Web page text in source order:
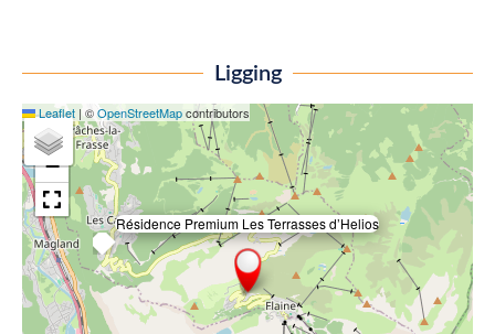
Ligging
Résidence Premium Les Terrasses d’Helios
×
+
−
Leaflet | ©OpenStreetMapcontributors